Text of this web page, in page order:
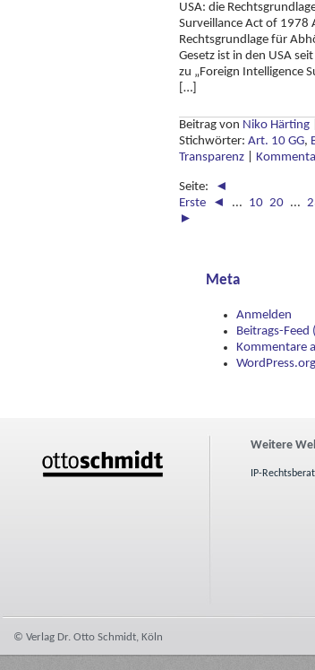
USA: die
Surveillance Act of 1978
Rechtsgrundlage für
Gesetz ist in den USA
zu „Foreign Intelligence
[…]
Beitrag von Niko Härting
Stichwörter: Art. 10 GG,
Transparenz
Seite:
◄
Erste
◄ ... 10 20 ...
►
Meta
Anmelden
Beitrags-Feed (
Kommentare
WordPress.org
Weitere
IP-
© Verlag Dr. Otto Schmidt, Köln